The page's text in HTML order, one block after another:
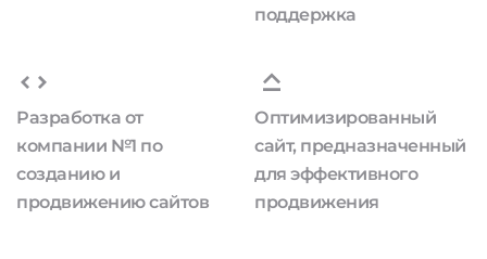
поддержка
Разработка от
компании №1 по
созданию и
продвижению сайтов
Оптимизированный
сайт, предназначенный
для эффективного
продвижения